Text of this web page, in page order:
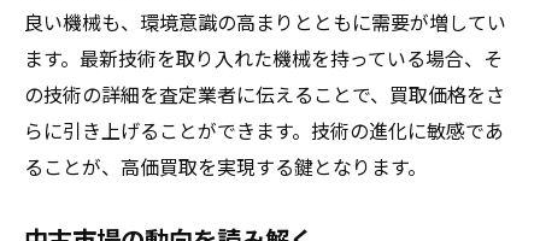
良い機械も、環境意識の高まりとともに需要が増してい
ます。最新技術を取り入れた機械を持っている場合、そ
の技術の詳細を査定業者に伝えることで、買取価格をさ
らに引き上げることができます。技術の進化に敏感であ
ることが、高価買取を実現する鍵となります。